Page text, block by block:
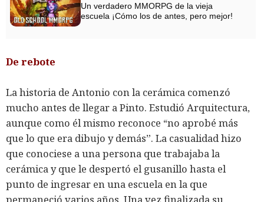
Un verdadero MMORPG de la vieja
escuela ¡Cómo los de antes, pero mejor!
De rebote
La historia de Antonio con la cerámica comenzó
mucho antes de llegar a Pinto. Estudió Arquitectura,
aunque como él mismo reconoce “no aprobé más
que lo que era dibujo y demás”. La casualidad hizo
que conociese a una persona que trabajaba la
cerámica y que le despertó el gusanillo hasta el
punto de ingresar en una escuela en la que